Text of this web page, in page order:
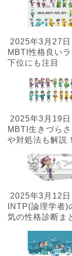
2025年3月27日
MBTI性格良い
下位にも注目
2025年3月19日
MBTI生きづら
や対処法も解説！
2025年3月12日
INTP(論理学者)
気の性格診断ま